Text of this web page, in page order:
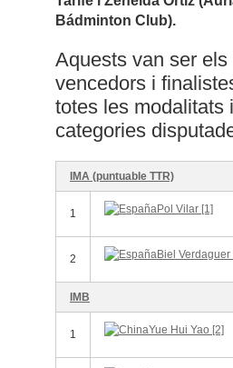
Bádminton Club).
Aquests van ser els
vencedors i
totes les modalitats i
categories
IMA (puntuable TTR)
1 Pol Vilar [1]
2 Biel Verdaguer
IMB
1 Yue Hui Yao [2]